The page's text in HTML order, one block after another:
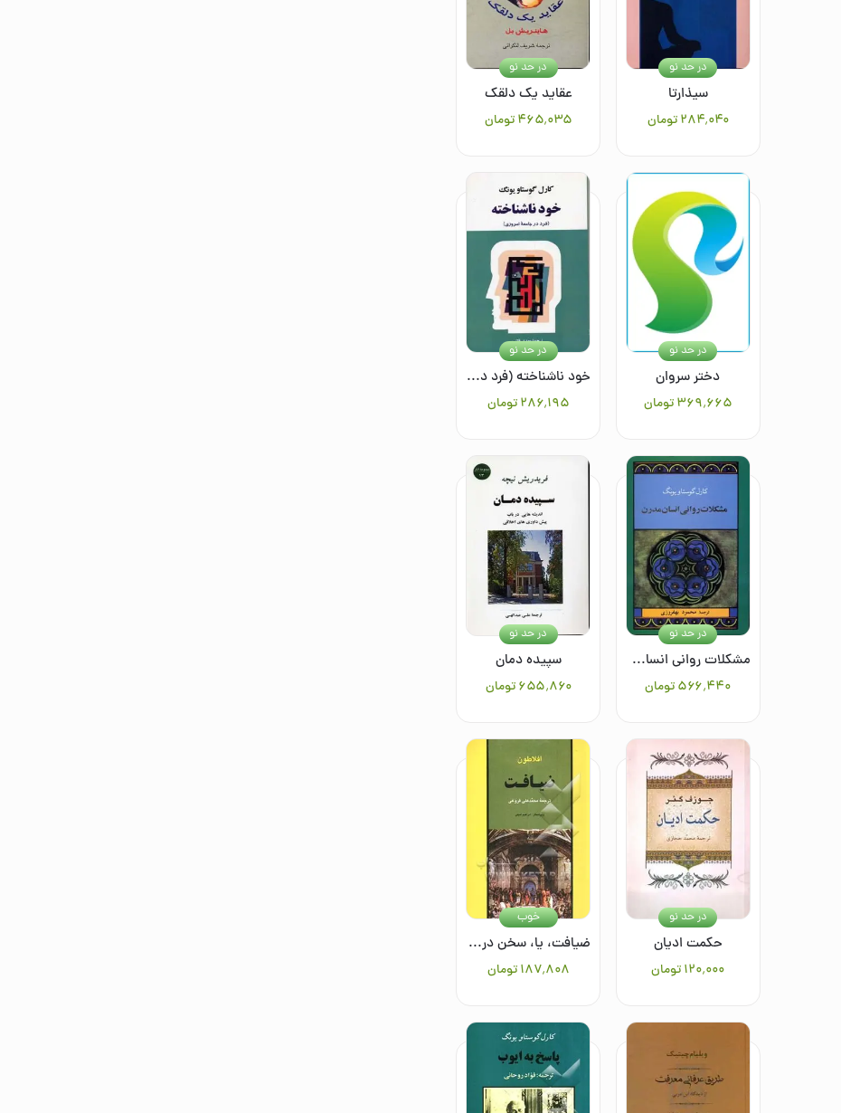
سیذارتا
۲۸۴٬۰۴۰ تومان
در حد نو
عقاید یک دلقک
۴۶۵٬۰۳۵ تومان
در حد نو
دختر سروان
۳۶۹٬۶۶۵تومان
در حد نو
خود ناشناخته (فرد در جامعه امروزی)
۲۸۶٬۱۹۵تومان
در حد نو
مشکلات روانی انسان مدرن
۵۶۶٬۴۴۰تومان
در حد نو
سپیده دمان
۶۵۵٬۸۶۰ تومان
در حد نو
حکمت ادیان
۱۲۰٬۰۰۰تومان
در حد نو
ضیافت، یا، سخن در خصوص عشق
۱۸۷٬۸۰۸ تومان
خوب